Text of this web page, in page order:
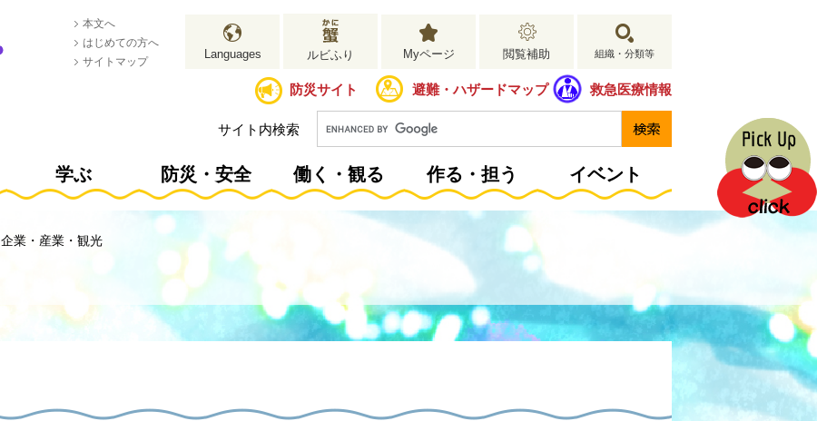
本文へ
はじめての方へ
サイトマップ
Languages ルビふり Myページ 閲覧補助 組織・分類等
防災サイト 避難・ハザードマップ 救急医療情報
サイト内検索
学ぶ 防災・安全 働く・観る 作る・担う イベント
企業・産業・観光